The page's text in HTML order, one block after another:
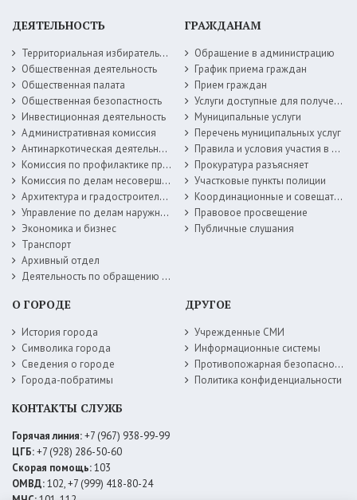
ДЕЯТЕЛЬНОСТЬ
Территориальная избирательная комиссия
Общественная деятельность
Общественная палата
Общественная безопастность
Инвестиционная деятельность
Административная комиссия
Антинаркотическая деятельность
Комиссия по профилактике правонарушений
Комиссия по делам несовершеннолетних
Архитектура и градостроительство
Управление по делам наружной рекламы
Экономика и бизнес
Транспорт
Архивный отдел
Деятельность по обращению с животными без владельцев
ГРАЖДАНАМ
Обращение в администрацию
График приема граждан
Прием граждан
Услуги доступные для получения в электронной форме
Муниципальные услуги
Перечень муниципальных услуг
Правила и условия участия в жилищных программах
Прокуратура разъясняет
Участковые пункты полиции
Координационные и совещательные органы
Правовое просвещение
Публичные слушания
О ГОРОДЕ
История города
Символика города
Сведения о городе
Города-побратимы
ДРУГОЕ
Учрежденные СМИ
Информационные системы
Противопожарная безопасность
Политика конфиденциальности
КОНТАКТЫ СЛУЖБ
Горячая линия:+7 (967) 938-99-99
ЦГБ:+7 (928) 286-50-60
Скорая помощь:103
ОМВД:102, +7 (999) 418-80-24